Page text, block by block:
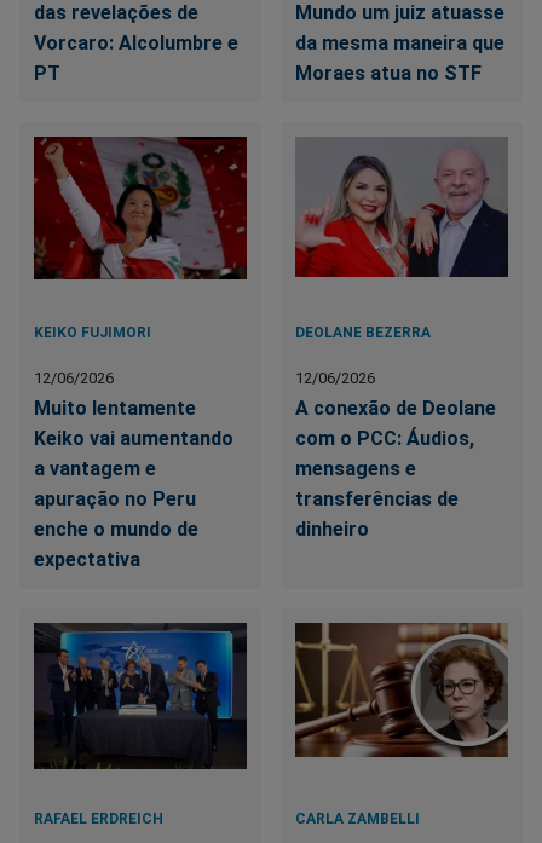
das revelações de
Vorcaro: Alcolumbre e
PT
Mundo um juiz atuasse
da mesma maneira que
Moraes atua no STF
KEIKO FUJIMORI
12/06/2026
Muito lentamente
Keiko vai aumentando
a vantagem e
apuração no Peru
enche o mundo de
expectativa
DEOLANE BEZERRA
12/06/2026
A conexão de Deolane
com o PCC: Áudios,
mensagens e
transferências de
dinheiro
RAFAEL ERDREICH CARLA ZAMBELLI